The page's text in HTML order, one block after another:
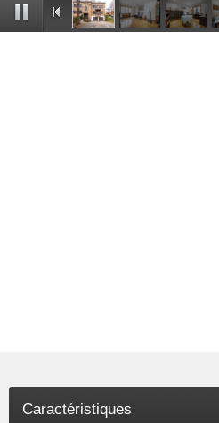
Caractéristiques